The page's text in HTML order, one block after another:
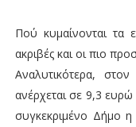
Πού κυμαίνονται τα
ακριβές και οι πιο
Αναλυτικότερα,
ανέρχεται σε 9,3
συγκεκριμένο Δήμο η